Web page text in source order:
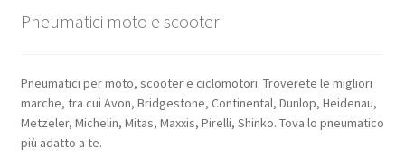
Pneumatici moto e scooter
Pneumatici per moto, scooter e ciclomotori. Troverete le migliori
marche, tra cui Avon, Bridgestone, Continental, Dunlop, Heidenau,
Metzeler, Michelin, Mitas, Maxxis, Pirelli, Shinko. Tova lo pneumatico
più adatto a te.